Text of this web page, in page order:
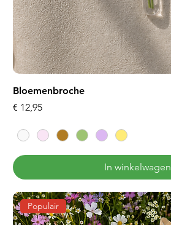
Bloemenbroche
Prijs
€ 12,95
In winkelwagen
Populair